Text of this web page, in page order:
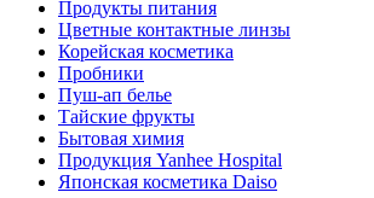
Продукты питания
Цветные контактные линзы
Корейская косметика
Пробники
Пуш-ап белье
Тайские фрукты
Бытовая химия
Продукция Yanhee Hospital
Японская косметика Daiso